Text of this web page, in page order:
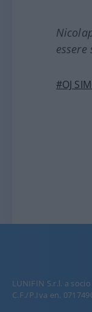
#OJ
LUNIFIN S.r.l. a
C.F./P.Iva en.